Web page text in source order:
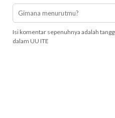
Isi komentar sepenuhnya adalah
dalam UU ITE